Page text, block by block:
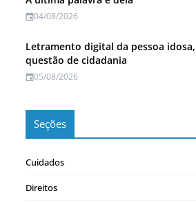
04/08/2026
Letramento digital da pessoa
questão de cidadania
05/08/2026
Seções
Cuidados
Direitos